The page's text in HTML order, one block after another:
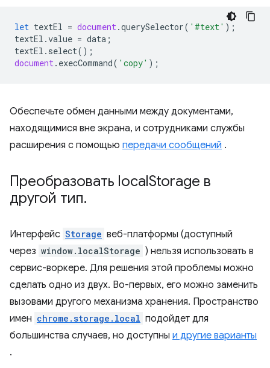
let textEl = document.querySelector( '#text' );
textEl .value = data ;
textEl . select();
document. execCommand( 'copy' );
Обеспечьте обмен данными между документами,
находящимися вне экрана, и сотрудниками службы
расширения с помощью передачи сообщений .
Преобразовать localStorage в
другой тип.
Интерфейс Storage веб-платформы (доступный
через window.localStorage ) нельзя использовать в
сервис-воркере. Для решения этой проблемы можно
сделать одно из двух. Во-первых, его можно заменить
вызовами другого механизма хранения. Пространство
имен chrome.storage.local подойдет для
большинства случаев, но доступны и другие варианты
.